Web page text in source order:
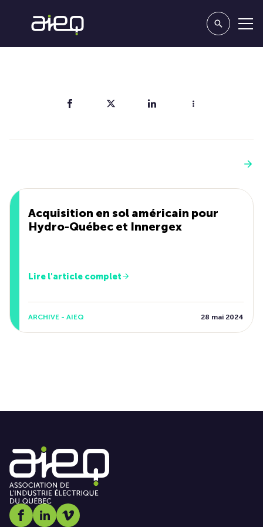
Acquisition en sol américain pour
Hydro-Québec et Innergex
Lire l'article complet
ARCHIVE - AIEQ 28 mai 2024
Social media link icon-facebook
Social media link icon-linkedin
Social media link icon-vimeo